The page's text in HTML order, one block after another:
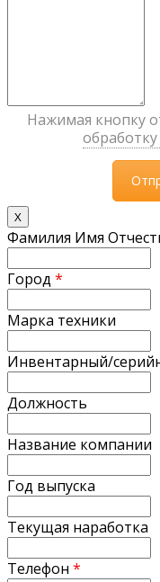
Нажимая кнопку
X
Фамилия Имя
Город *
Марка техники
Инвентарный/
Должность
Название компании
Год выпуска
Текущая наработка
Телефон *